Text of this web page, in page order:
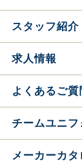
スタッフ紹介
求人情報
よくあるご質
チームユニ
メーカーカタ